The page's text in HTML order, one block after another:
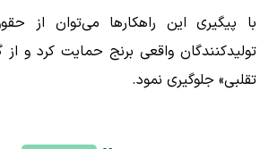
با پیگیری این راهکارها می‌توان از
تولیدکنندگان واقعی برنج حمایت کرد و
تقلبی» جلوگیری نمود.